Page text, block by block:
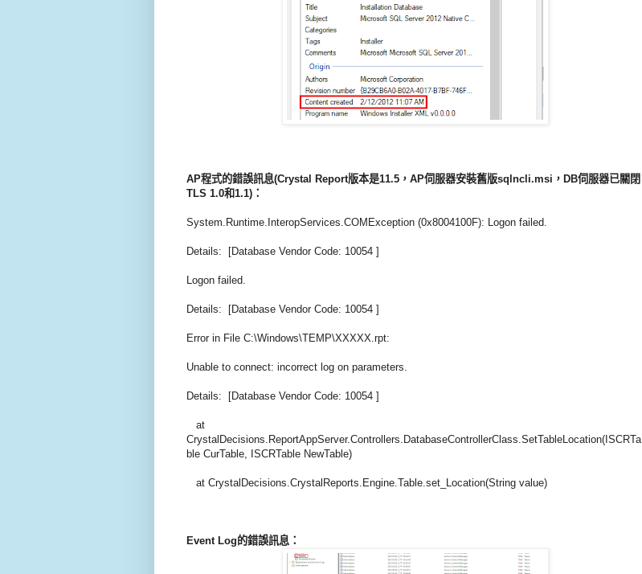
AP程式的錯誤訊息(Crystal Report版本是11.5，AP伺服器安裝舊版sqlncli.msi ，DB伺服器已關閉
TLS 1.0和1.1)：
System.Runtime.InteropServices.COMException (0x8004100F): Logon failed.
Details: [Database Vendor Code: 10054 ]
Logon failed.
Details: [Database Vendor Code: 10054 ]
Error in File C:\Windows\TEMP\XXXXX.rpt:
Unable to connect: incorrect log on parameters.
Details: [Database Vendor Code: 10054 ]
at
CrystalDecisions.ReportAppServer.Controllers.DatabaseControllerClass.SetTableLocation(ISCRTa
ble CurTable, ISCRTable NewTable)
at CrystalDecisions.CrystalReports.Engine.Table.set_Location(String value)
Event Log的錯誤訊息：